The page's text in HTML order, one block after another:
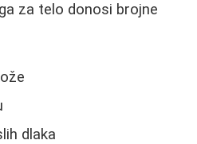
za telo donosi brojne
dlaka